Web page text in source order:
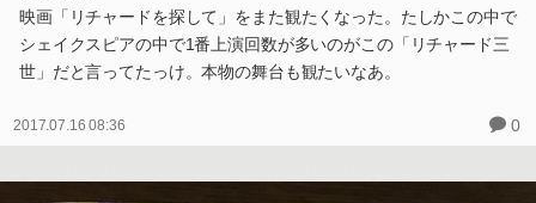
映画「リチャードを探して」をまた観たくなった。たしかこの中で
シェイクスピアの中で1番上演回数が多いのがこの「リチャード三
世」だと言ってたっけ。本物の舞台も観たいなあ。
2017.07.16 08:36 0